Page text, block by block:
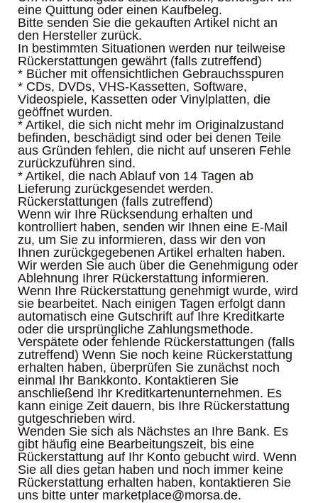
eine Quittung oder einen Kaufbeleg.
Bitte senden Sie die gekauften Artikel nicht an
den Hersteller zurück.
In bestimmten Situationen werden nur teilweise
Rückerstattungen gewährt (falls zutreffend)
* Bücher mit offensichtlichen Gebrauchsspuren
* CDs, DVDs, VHS-Kassetten, Software,
Videospiele, Kassetten oder Vinylplatten, die
geöffnet wurden.
* Artikel, die sich nicht mehr im Originalzustand
befinden, beschädigt sind oder bei denen Teile
aus Gründen fehlen, die nicht auf unseren Fehle
zurückzuführen sind.
* Artikel, die nach Ablauf von 14 Tagen ab
Lieferung zurückgesendet werden.
Rückerstattungen (falls zutreffend)
Wenn wir Ihre Rücksendung erhalten und
kontrolliert haben, senden wir Ihnen eine E-Mail
zu, um Sie zu informieren, dass wir den von
Ihnen zurückgegebenen Artikel erhalten haben.
Wir werden Sie auch über die Genehmigung oder
Ablehnung Ihrer Rückerstattung informieren.
Wenn Ihre Rückerstattung genehmigt wurde, wird
sie bearbeitet. Nach einigen Tagen erfolgt dann
automatisch eine Gutschrift auf Ihre Kreditkarte
oder die ursprüngliche Zahlungsmethode.
Verspätete oder fehlende Rückerstattungen (falls
zutreffend) Wenn Sie noch keine Rückerstattung
erhalten haben, überprüfen Sie zunächst noch
einmal Ihr Bankkonto. Kontaktieren Sie
anschließend Ihr Kreditkartenunternehmen. Es
kann einige Zeit dauern, bis Ihre Rückerstattung
gutgeschrieben wird.
Wenden Sie sich als Nächstes an Ihre Bank. Es
gibt häufig eine Bearbeitungszeit, bis eine
Rückerstattung auf Ihr Konto gebucht wird. Wenn
Sie all dies getan haben und noch immer keine
Rückerstattung erhalten haben, kontaktieren Sie
uns bitte unter marketplace@morsa.de.